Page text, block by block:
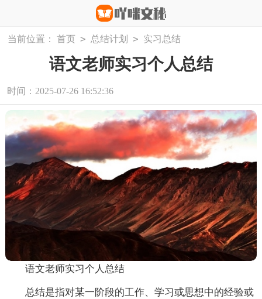
当前位置： 首页 > 总结计划 > 实习总结
语文老师实习个人总结
时间：2025-07-26 16:52:36
语文老师实习个人总结
总结是指对某一阶段的工作、学习或思想中的经验或